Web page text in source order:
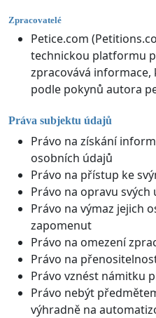
Zpracovatelé
Petice.com
technickou platformu
zpracovává
podle pokynů autora
Práva subjektu údajů
Právo na získání
osobních údajů
Právo na přístup ke
Právo na opravu svých
Právo na výmaz jejich
zapomenut
Právo na omezení
Právo na
Právo vznést námitku
Právo nebýt
výhradně na